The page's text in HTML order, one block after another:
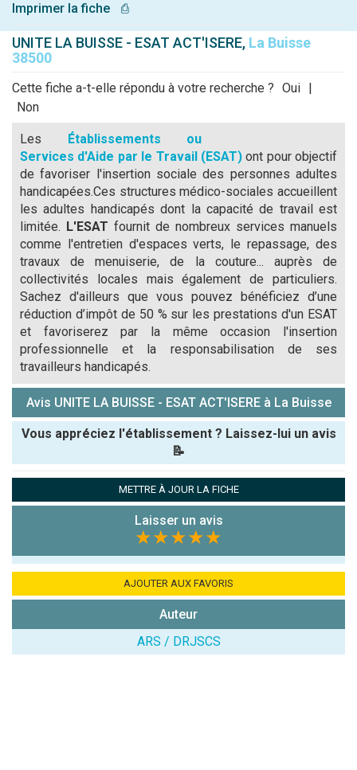
Imprimer la fiche
⎙
UNITE LA BUISSE - ESAT ACT'ISERE, La Buisse
38500
Cette fiche a-t-elle répondu à votre recherche ? Oui |
Non
Les Établissements ou
Services d'Aide par le Travail (ESAT)ont pour objectif
de favoriser l'insertion sociale des personnes adultes
handicapées.Ces structures médico-sociales accueillent
les adultes handicapés dont la capacité de travail est
limitée. L'ESAT fournit de nombreux services manuels
comme l'entretien d'espaces verts, le repassage, des
travaux de menuiserie, de la couture... auprès de
collectivités locales mais également de particuliers.
Sachez d'ailleurs que vous pouvez bénéficiez d’une
réduction d’impôt de 50 % sur les prestations d'un ESAT
et favoriserez par la même occasion l'insertion
professionnelle et la responsabilisation de ses
travailleurs handicapés.
Avis UNITE LA BUISSE - ESAT ACT'ISERE à La Buisse
Vous appréciez l'établissement ? Laissez-lui un avis
📝
Note que vous souhaitez attribuer :
Antispam -
7x4 (en
METTRE À JOUR LA FICHE
Laisser un avis
★★★★★
AJOUTER AUX FAVORIS
Auteur
ARS / DRJSCS